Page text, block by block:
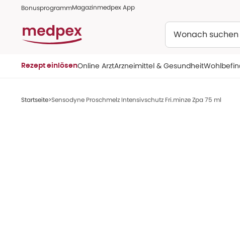
BonusprogrammMagazinmedpex App
Rezept einlösenOnline ArztArzneimittel & Gesundheit
Startseite Sensodyne Proschmelz Intensivschutz Fri.minze Zpa 75 ml